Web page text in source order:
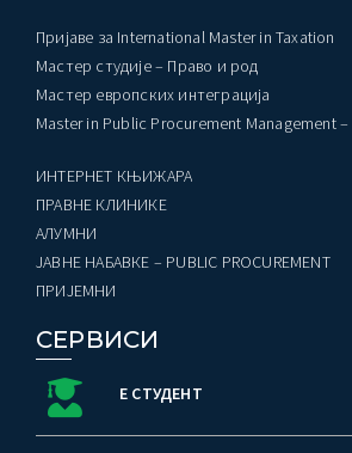
Пријаве за International Master in Taxation
Мастер студије – Право и род
Мастер европских интеграција
Master in Public Procurement Management –
ИНТЕРНЕТ КЊИЖАРА
ПРАВНЕ КЛИНИКЕ
AЛУМНИ
ЈАВНЕ НАБАВКЕ – PUBLIC PROCUREMENT
ПРИЈЕМНИ
СЕРВИСИ
Е СТУДЕНТ